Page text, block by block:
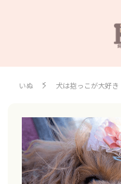
いぬ 犬は抱っこが大好